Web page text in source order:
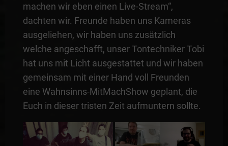
machen wir eben einen Live-Stream“,
dachten wir. Freunde haben uns Kameras
ausgeliehen, wir haben uns zusätzlich
welche angeschafft, unser Tontechniker Tobi
hat uns mit Licht ausgestattet und wir haben
gemeinsam mit einer Hand voll Freunden
eine Wahnsinns-MitMachShow geplant, die
Euch in dieser tristen Zeit aufmuntern sollte.